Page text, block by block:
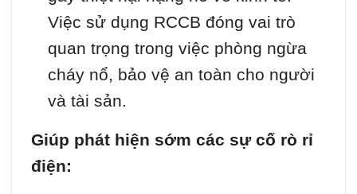
Việc sử dụng RCCB đóng vai trò
quan trọng trong việc phòng ngừa
cháy nổ, bảo vệ an toàn cho người
và tài sản.
Giúp phát hiện sớm các sự cố rò rỉ
điện: